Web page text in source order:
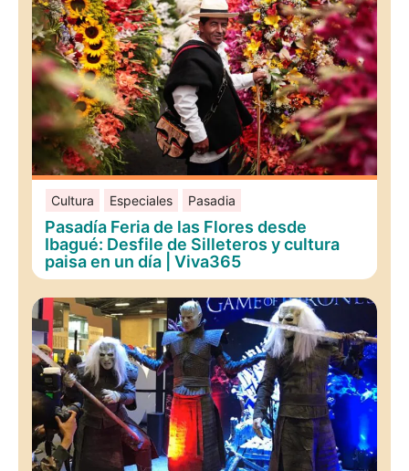
Cultura Especiales Pasadia
Pasadía Feria de las Flores desde
Ibagué: Desfile de Silleteros y cultura
paisa en un día | Viva365